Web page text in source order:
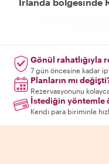
Gönül rahatlığıyla
7 gün öncesine kadar
Planların mı
Rezervasyonunu
İstediğin yöntemle
Kendi para biriminle